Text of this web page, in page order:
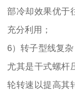
部冷却效果优于
充分利用；
6）转子型线复
尤其是干式螺杆
轮转速以提高其